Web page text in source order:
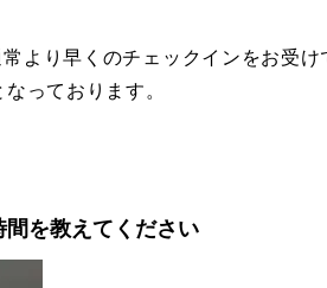
より早くのチェックインをお受
っております。
を教えてください